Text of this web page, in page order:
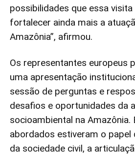
possibilidades que essa
fortalecer ainda mais a
Amazônia”, afirmou.
Os representantes europeus
uma apresentação
sessão de perguntas e
desafios e oportunidades da
socioambiental na Amazônia.
abordados estiveram o papel
da sociedade civil, a